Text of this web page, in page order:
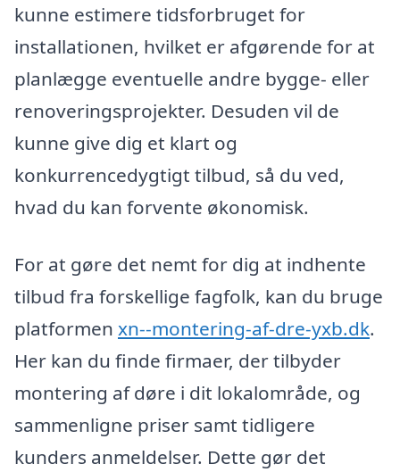
kunne estimere tidsforbruget for
installationen, hvilket er afgørende for at
planlægge eventuelle andre bygge- eller
renoveringsprojekter. Desuden vil de
kunne give dig et klart og
konkurrencedygtigt tilbud, så du ved,
hvad du kan forvente økonomisk.
For at gøre det nemt for dig at indhente
tilbud fra forskellige fagfolk, kan du bruge
platformen xn--montering-af-dre-yxb.dk.
Her kan du finde firmaer, der tilbyder
montering af døre i dit lokalområde, og
sammenligne priser samt tidligere
kunders anmeldelser. Dette gør det